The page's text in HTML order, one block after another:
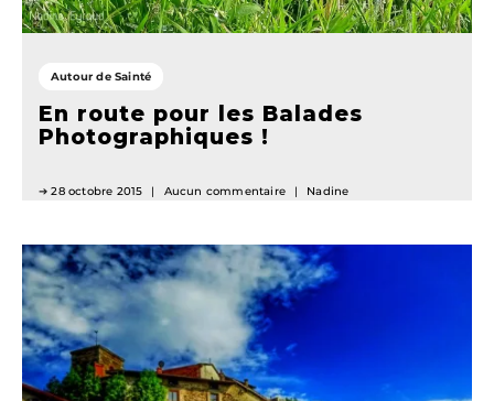
Autour de Sainté
En route pour les Balades
Photographiques !
28 octobre 2015 Aucun commentaire Nadine